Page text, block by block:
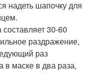
надеть шапочку для
30-60
раздражение,
раз
в маске в два раза,